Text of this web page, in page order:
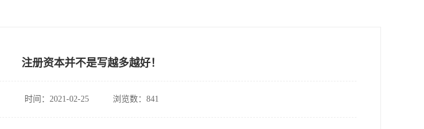
注册资本并不是写越多越好！
时间：2021-02-25 浏览数：841